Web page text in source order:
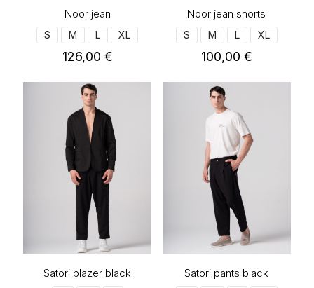
Noor jean
S M L XL
126,00 €
το
προϊόν
έχει
πολλαπλές
παραλλαγές.
επιλογές
μπορούν
να
επιλεγούν
στη
σελίδα
του
Noor jean shorts
S M L XL
100,00 €
έχει
πολλαπλές
παραλλαγές.
Οι
επιλογές
μπορούν
επιλεγούν
στη
σελίδα
του
Satori blazer black Satori pants black